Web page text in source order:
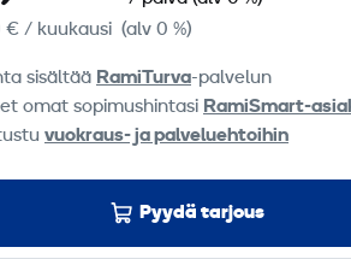
€ / kuukausi (alv 0 %)
sisältää RamiTurva-palvelun
omat sopimushintasi RamiSmart-
vuokraus- ja palveluehtoihin
Pyydä tarjous